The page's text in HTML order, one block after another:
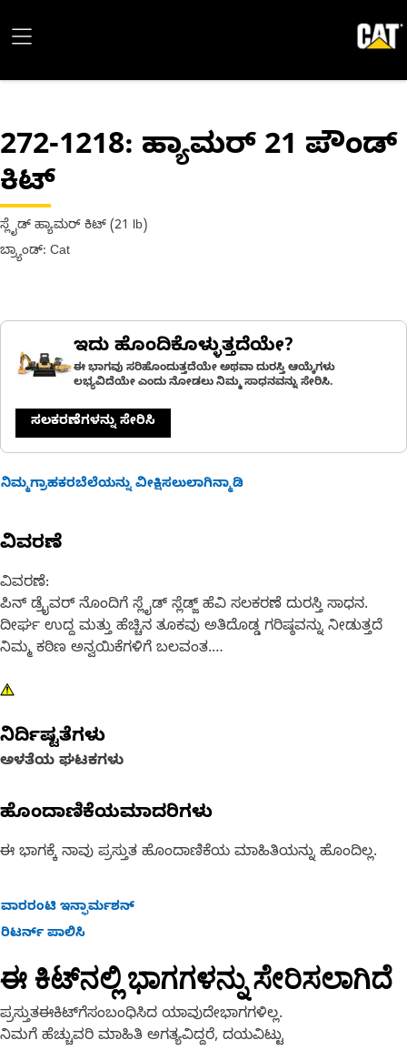
272-1218: ಹ್ಯಾಮರ್ 21 ಪೌಂಡ್
ಕಿಟ್
ಸ್ಲೈಡ್ ಹ್ಯಾಮರ್ ಕಿಟ್ (21 lb)
ಬ್ರ್ಯಾಂಡ್: Cat
ಇದು ಹೊಂದಿಕೊಳ್ಳುತ್ತದೆಯೇ?
ಈ ಭಾಗವು ಸರಿಹೊಂದುತ್ತದೆಯೇ ಅಥವಾ ದುರಸ್ತಿ ಆಯ್ಕೆಗಳು
ಲಭ್ಯವಿದೆಯೇ ಎಂದು ನೋಡಲು ನಿಮ್ಮ ಸಾಧನವನ್ನು ಸೇರಿಸಿ.
ಸಲಕರಣೆಗಳನ್ನು ಸೇರಿಸಿ
ನಿಮ್ಮಗ್ರಾಹಕರಬೆಲೆಯನ್ನು ವೀಕ್ಷಿಸಲುಲಾಗಿನ್ಮಾಡಿ
ವಿವರಣೆ
ವಿವರಣೆ:
ಪಿನ್ ಡ್ರೈವರ್ ನೊಂದಿಗೆ ಸ್ಲೈಡ್ ಸ್ಲೆಡ್ಜ್ ಹೆವಿ ಸಲಕರಣೆ ದುರಸ್ತಿ ಸಾಧನ.
ದೀರ್ಘ ಉದ್ದ ಮತ್ತು ಹೆಚ್ಚಿನ ತೂಕವು ಅತಿದೊಡ್ಡ ಗರಿಷ್ಠವನ್ನು ನೀಡುತ್ತದೆ
ನಿಮ್ಮ ಕಠಿಣ ಅನ್ವಯಿಕೆಗಳಿಗೆ ಬಲವಂತ.
ವಿಶೇಷಣಗಳು:
inch (50.8 mm) ಪಿನ್ ಡ್ರೈವರ್ ಮತ್ತು ನೈಲಾನ್ ಸ್ಟೋರೇಜ್ ಬ್ಯಾಗ್.
ಡೀಲರ್ ಟೂಲ್
ನಿಮ್ಮ ಸ್ಥಳೀಯ Cat ಡೀಲರ್ ಅನ್ನು ಸಂಪರ್ಕಿಸಿ.
ನಿರ್ದಿಷ್ಟತೆಗಳು
ಅಳತೆಯ ಘಟಕಗಳು
ಹೊಂದಾಣಿಕೆಯಮಾದರಿಗಳು
ಈ ಭಾಗಕ್ಕೆ ನಾವು ಪ್ರಸ್ತುತ ಹೊಂದಾಣಿಕೆಯ ಮಾಹಿತಿಯನ್ನು ಹೊಂದಿಲ್ಲ.
ವಾರರಂಟಿ ಇನ್ಫಾರ್ಮಶನ್
ರಿಟರ್ನ್ ಪಾಲಿಸಿ
ಈ ಕಿಟ್‌ನಲ್ಲಿ ಭಾಗಗಳನ್ನು ಸೇರಿಸಲಾಗಿದೆ
ಪ್ರಸ್ತುತಈಕಿಟ್‌ಗೆಸಂಬಂಧಿಸಿದ ಯಾವುದೇಭಾಗಗಳಿಲ್ಲ.
ನಿಮಗೆ ಹೆಚ್ಚುವರಿ ಮಾಹಿತಿ ಅಗತ್ಯವಿದ್ದರೆ, ದಯವಿಟ್ಟು